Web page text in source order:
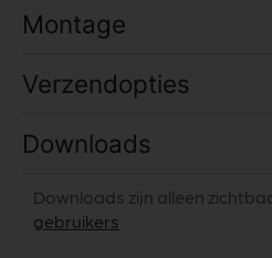
Montage
Verzendopties
Downloads
Downloads zijn alleen
gebruikers